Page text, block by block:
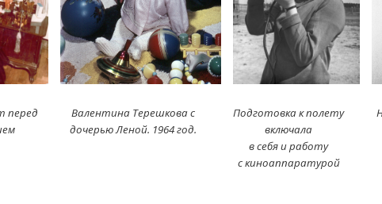
перед
Валентина Терешкова с
дочерью Леной. 1964 год.
Подготовка к полету
включала
в себя и работу
с киноаппаратурой